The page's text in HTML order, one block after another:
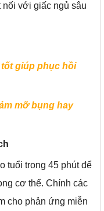
nối với giấc ngủ sâu
giúp phục hồi
mỡ bụng hay
tuổi trong 45 phút để
cơ thể. Chính các
cho phản ứng miễn